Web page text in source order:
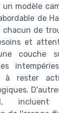
modèle
de
chacun de
et
couche
à rester